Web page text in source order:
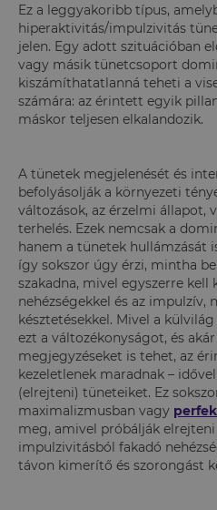
Ez a leggyakoribb típus,
hiperaktivitás/impulzivitás
jelen. Egy adott szituációban
vagy másik tünetcsoport
kiszámíthatatlanná teheti a
számára: az érintett egyik
máskor teljesen elkalandozik.
A tünetek megjelenését és
befolyásolják a környezeti
változások, az érzelmi állapot,
terhelés. Ezek nemcsak a
hanem a tünetek hullámzását
így sokszor úgy érzi, mintha
szakadna, mivel egyszerre kell
nehézségekkel és az impulzív,
késztetésekkel. Mivel a
ezt a változékonyságot, és
megjegyzéseket is tehet, az
kezeletlenek maradnak –
(elrejteni) tüneteiket. Ez
maximalizmusban vagy
meg, amivel próbálják
impulzivitásból fakadó
távon kimerítő és szorongást